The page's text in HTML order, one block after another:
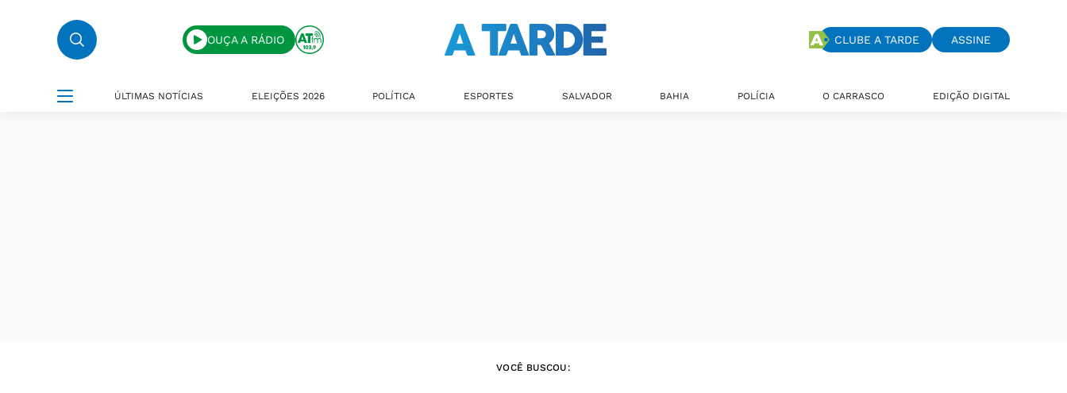
OUÇA A RÁDIO CLUBE A TARDE ASSINE
ÚLTIMAS NOTÍCIAS ELEIÇÕES 2026 POLÍTICA ESPORTES SALVADOR BAHIA POLÍCIA O CARRASCO EDIÇÃO DIGITAL
VOCÊ BUSCOU: